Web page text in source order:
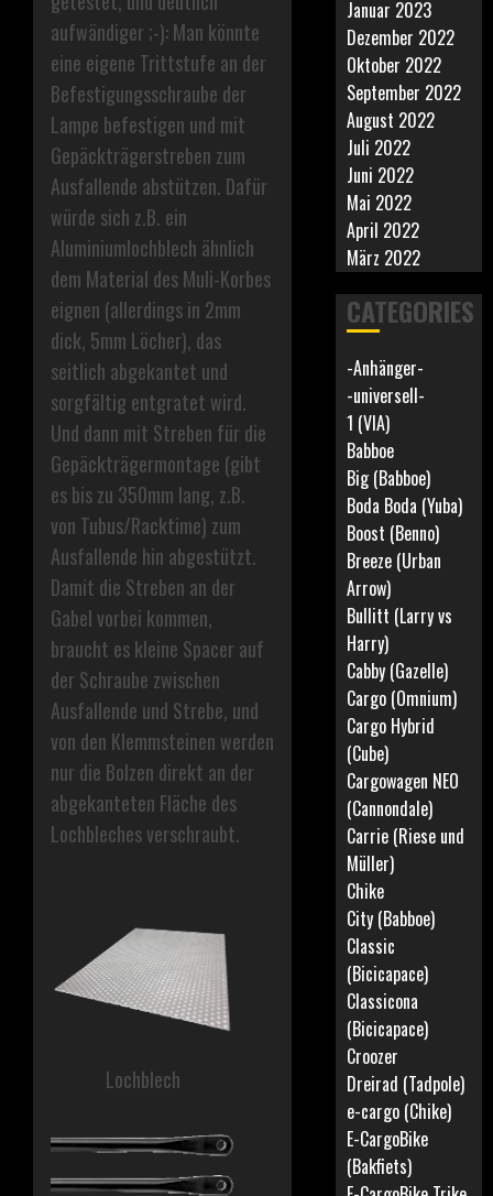
aufwändiger ;-): Man könnte
eine eigene Trittstufe an der
Befestigungsschraube der
Lampe befestigen und mit
Gepäckträgerstreben zum
Ausfallende abstützen. Dafür
würde sich z.B. ein
Aluminiumlochblech ähnlich
dem Material des Muli-Korbes
eignen (allerdings in 2mm
dick, 5mm Löcher), das
seitlich abgekantet und
sorgfältig entgratet wird.
Und dann mit Streben für die
Gepäckträgermontage (gibt
es bis zu 350mm lang, z.B.
von Tubus/Racktime) zum
Ausfallende hin abgestützt.
Damit die Streben an der
Gabel vorbei kommen,
braucht es kleine Spacer auf
der Schraube zwischen
Ausfallende und Strebe, und
von den Klemmsteinen werden
nur die Bolzen direkt an der
abgekanteten Fläche des
Lochbleches verschraubt.
Lochblech
Januar 2023
Dezember 2022
Oktober 2022
September 2022
August 2022
Juli 2022
Juni 2022
Mai 2022
April 2022
März 2022
CATEGORIES
-Anhänger-
-universell-
1 (VIA)
Babboe
Big (Babboe)
Boda Boda (Yuba)
Boost (Benno)
Breeze (Urban
Arrow)
Bullitt (Larry vs
Harry)
Cabby (Gazelle)
Cargo (Omnium)
Cargo Hybrid
(Cube)
Cargowagen NEO
(Cannondale)
Carrie (Riese und
Müller)
Chike
City (Babboe)
Classic
(Bicicapace)
Classicona
(Bicicapace)
Croozer
Dreirad (Tadpole)
e-cargo (Chike)
E-CargoBike
(Bakfiets)